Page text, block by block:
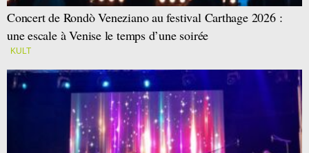
Concert de Rondò Veneziano au festival Carthage 2026 :
une escale à Venise le temps d’une soirée
KULT